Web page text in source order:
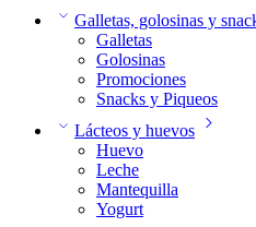
Galletas, golosinas y
Galletas
Golosinas
Promociones
Snacks y Piqueos
Lácteos y huevos
Huevo
Leche
Mantequilla
Yogurt
Tu reseña
Nombre*